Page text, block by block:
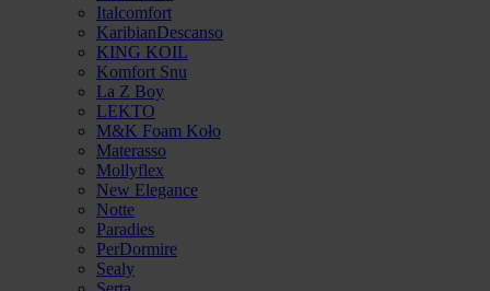
Italcomfort
KaribianDescanso
KING KOIL
Komfort Snu
La Z Boy
LEKTO
M&K Foam Koło
Materasso
Mollyflex
New Elegance
Notte
Paradies
PerDormire
Sealy